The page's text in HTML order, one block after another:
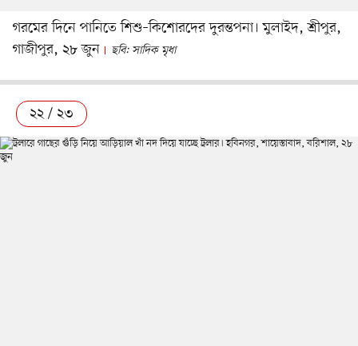
গরমের দিনে পানিতে শিশু–কিশোরদের দুরন্তপনা। মুলাইদ, শ্রীপুর,
গাজীপুর, ২৮ জুন
ছবি: সাদিক মৃধা
২২ / ২৩